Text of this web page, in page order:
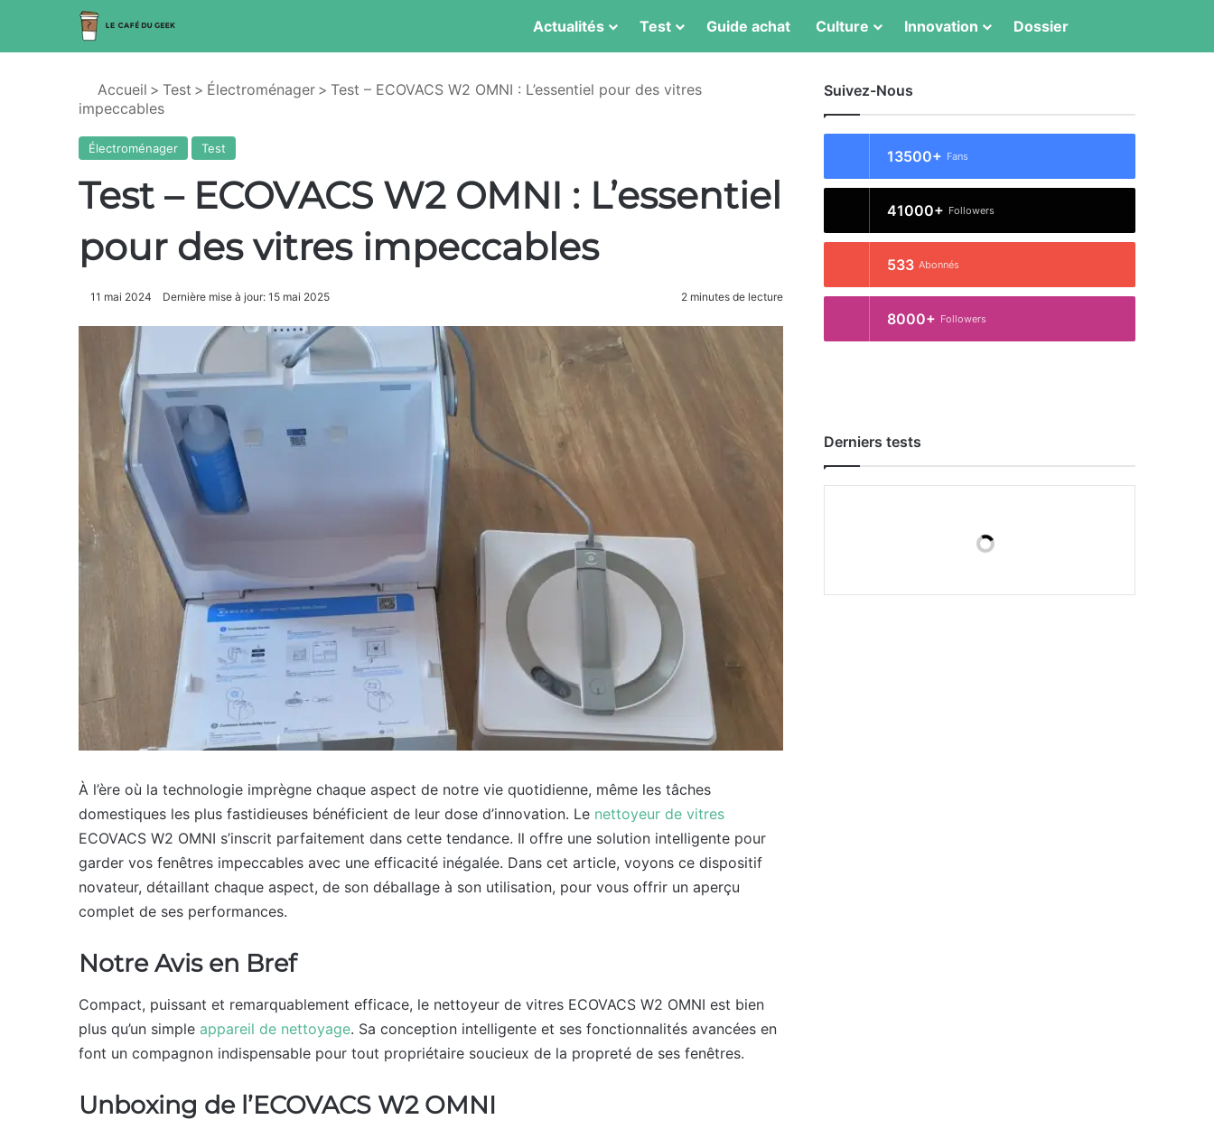
Actualités Test Guide achat Culture Innovation Dossier
Accueil > Test > Électroménager > Test – ECOVACS W2 OMNI : L’essentiel pour des vitres
impeccables
Électroménager Test
Test – ECOVACS W2 OMNI : L’essentiel
pour des vitres impeccables
11 mai 2024 Dernière mise à jour: 15 mai 2025 2 minutes de lecture
À l’ère où la technologie imprègne chaque aspect de notre vie quotidienne, même les tâches
domestiques les plus fastidieuses bénéficient de leur dose d’innovation. Le nettoyeur de vitres
ECOVACS W2 OMNI s’inscrit parfaitement dans cette tendance. Il offre une solution intelligente pour
garder vos fenêtres impeccables avec une efficacité inégalée. Dans cet article, voyons ce dispositif
novateur, détaillant chaque aspect, de son déballage à son utilisation, pour vous offrir un aperçu
complet de ses performances.
Notre Avis en Bref
Compact, puissant et remarquablement efficace, le nettoyeur de vitres ECOVACS W2 OMNI est bien
plus qu’un simple appareil de nettoyage. Sa conception intelligente et ses fonctionnalités avancées en
font un compagnon indispensable pour tout propriétaire soucieux de la propreté de ses fenêtres.
Unboxing de l’ECOVACS W2 OMNI
Suivez-Nous
13500+ Fans
41000+ Followers
533 Abonnés
8000+ Followers
Derniers tests